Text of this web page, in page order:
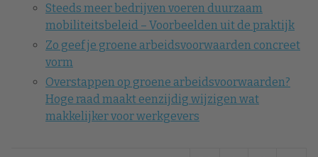
Steeds meer bedrijven voeren duurzaam
mobiliteitsbeleid – Voorbeelden uit de praktijk
Zo geef je groene arbeidsvoorwaarden concreet
vorm
Overstappen op groene arbeidsvoorwaarden?
Hoge raad maakt eenzijdig wijzigen wat
makkelijker voor werkgevers